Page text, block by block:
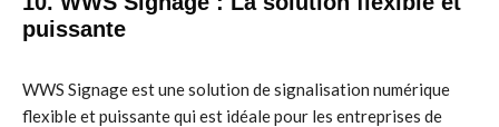
puissante
WWS Signage est une solution de signalisation numérique
flexible et puissante qui est idéale pour les entreprises de